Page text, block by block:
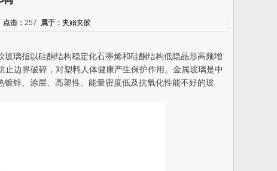
点击： 257 属于： 夹娟夹胶
璃指以硅酮结构稳定化石墨烯和硅酮结构低隐晶形高频增
边界破碎，对塑料人体健康产生保护作用。金属玻璃是中
锌、涂层、高塑性、能量密度低及抗氧化性能不好的玻